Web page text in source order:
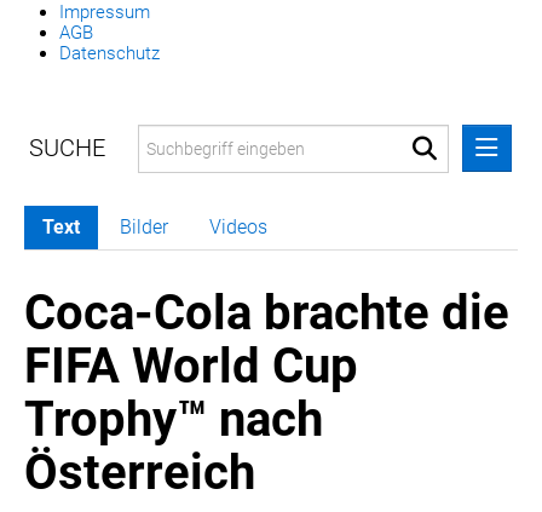
Impressum
AGB
Datenschutz
MELDUNGEN
COCA-COLA
COCA-COLA HBC ÖSTERREICH
RÖMERQUELLE
ÖSTERREICHISCHE SPORTHILFE
KESCH
Text Bilder Videos
Coca-Cola brachte die
FIFA World Cup
Trophy™ nach
Österreich